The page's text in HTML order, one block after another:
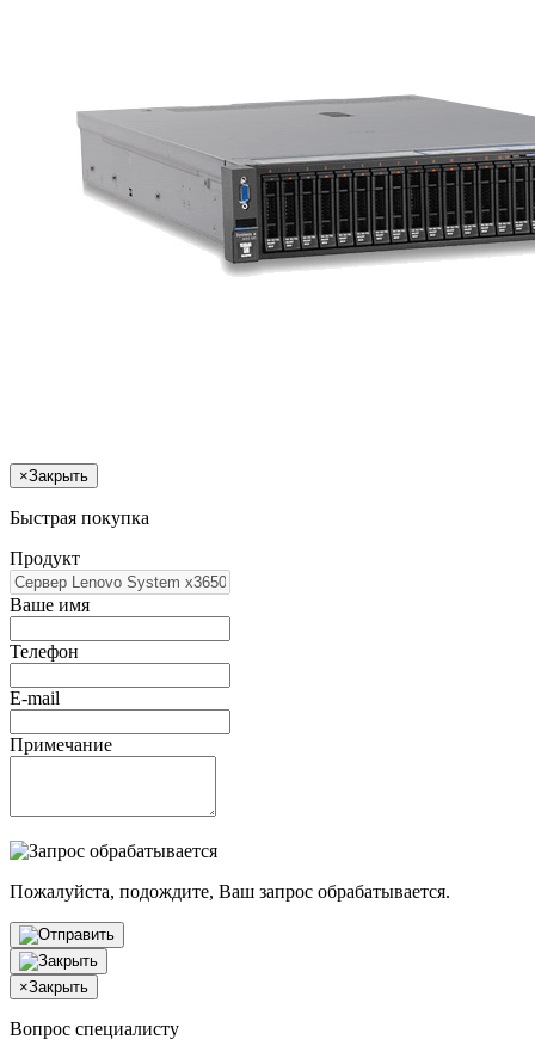
×Закрыть
Быстрая покупка
Продукт
Ваше имя
Телефон
E-mail
Примечание
Пожалуйста, подождите, Ваш запрос обрабатывается.
×Закрыть
Вопрос специалисту